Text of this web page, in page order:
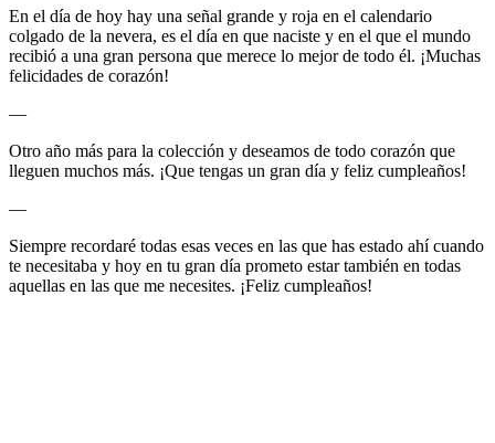
En el día de hoy hay una señal grande y roja en el calendario
colgado de la nevera, es el día en que naciste y en el que el mundo
recibió a una gran persona que merece lo mejor de todo él. ¡Muchas
felicidades de corazón!
—
Otro año más para la colección y deseamos de todo corazón que
lleguen muchos más. ¡Que tengas un gran día y feliz cumpleaños!
—
Siempre recordaré todas esas veces en las que has estado ahí cuando
te necesitaba y hoy en tu gran día prometo estar también en todas
aquellas en las que me necesites. ¡Feliz cumpleaños!